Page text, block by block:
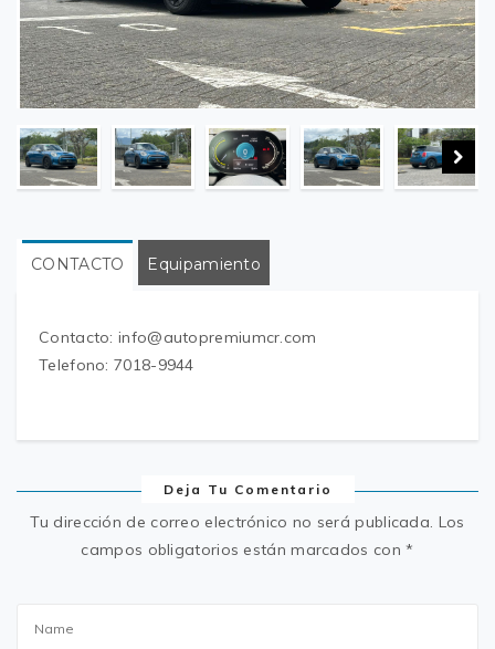
CONTACTO Equipamiento
Contacto: info@autopremiumcr.com
Telefono: 7018-9944
Deja Tu Comentario
Tu dirección de correo electrónico no será publicada. Los
campos obligatorios están marcados con*